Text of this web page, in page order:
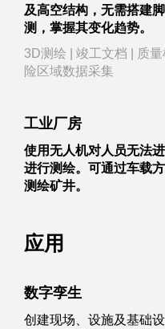
及高空结构，无需搭建
测，掌握其变化趋势。
3D测绘 | 竣工文档 | 质
险区域数据采集
工业厂房
使用无人机对人员无法
进行测绘。可通过车载
测绘矿井。
应用
数字孪生
创建现场、设施及基础